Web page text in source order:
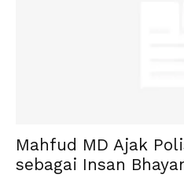
Mahfud MD Ajak
sebagai Insan